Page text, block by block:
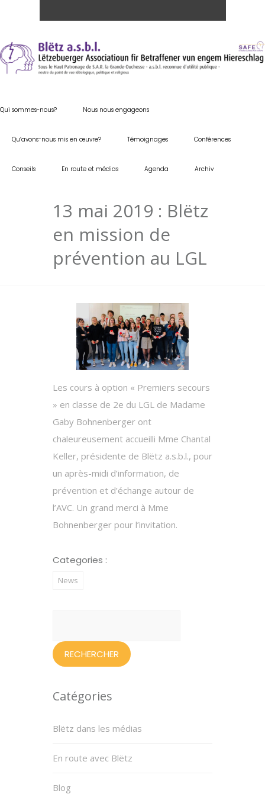
Qui sommes-nous? Nous nous engageons
Qu’avons-nous mis en œuvre? Témoignages Conférences
Conseils En route et médias Agenda Archiv
13 mai 2019 : Blëtz
en mission de
prévention au LGL
Les cours à option « Premiers secours
» en classe de 2e du LGL de Madame
Gaby Bohnenberger ont
chaleureusement accueilli Mme Chantal
Keller, présidente de Blëtz a.s.b.l., pour
un après-midi d’information, de
prévention et d’échange autour de
l’AVC. Un grand merci à Mme
Bohnenberger pour l’invitation.
Categories :
News
Catégories
Blëtz dans les médias
En route avec Blëtz
Blog